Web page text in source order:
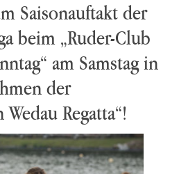
Saisonauftakt der
beim „Ruder-Club
am Samstag in
der
Regatta“!